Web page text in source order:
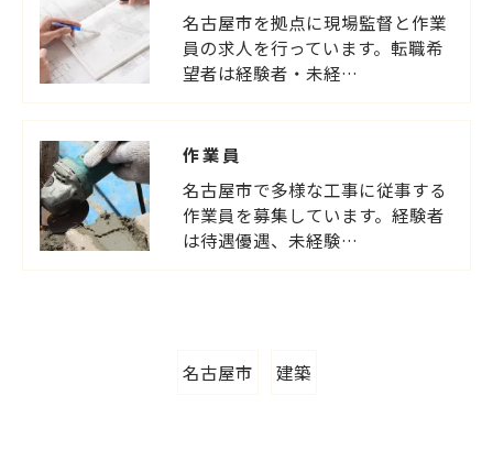
名古屋市を拠点に現場監督と作業
員の求人を行っています。転職希
望者は経験者・未経…
作業員
名古屋市で多様な工事に従事する
作業員を募集しています。経験者
は待遇優遇、未経験…
名古屋市 建築